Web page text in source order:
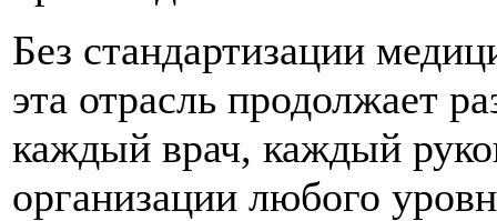
Без стандартизации
эта отрасль продолжает
каждый врач, каждый
организации любого